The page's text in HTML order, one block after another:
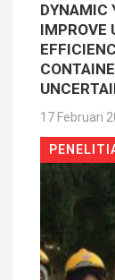
DYNAMIC
IMPROVE
17 Februari